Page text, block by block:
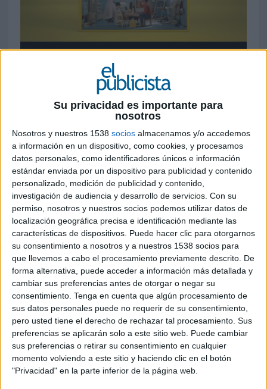
Su privacidad es importante para
nosotros
Nosotros y nuestros 1538 socios almacenamos y/o accedemos
a información en un dispositivo, como cookies, y procesamos
datos personales, como identificadores únicos e información
estándar enviada por un dispositivo para publicidad y contenido
personalizado, medición de publicidad y contenido,
investigación de audiencia y desarrollo de servicios. Con su
permiso, nosotros y nuestros socios podemos utilizar datos de
localización geográfica precisa e identificación mediante las
características de dispositivos. Puede hacer clic para otorgarnos
su consentimiento a nosotros y a nuestros 1538 socios para
que llevemos a cabo el procesamiento previamente descrito. De
forma alternativa, puede acceder a información más detallada y
cambiar sus preferencias antes de otorgar o negar su
consentimiento. Tenga en cuenta que algún procesamiento de
sus datos personales puede no requerir de su consentimiento,
pero usted tiene el derecho de rechazar tal procesamiento. Sus
preferencias se aplicarán solo a este sitio web. Puede cambiar
sus preferencias o retirar su consentimiento en cualquier
momento volviendo a este sitio y haciendo clic en el botón
"Privacidad" en la parte inferior de la página web.
Ficha técnica ‘Si cabe en la caja’
Anunciante: Glovo
Marca: Glovo App
Contacto cliente: Sergio del Prado
Agencia: VMLY&R Barcelona
Director creativo ejecutivo: Manu Díez
Director creativo: Pucho Alepuz
Equipo creativo: Álvaro Gámiz, Alex Herms,
María Herrera
Director de servicios al cliente: Laura Piserra
Director de cuentas: Lucía Layunta, Jorge Fraile
Planificación estratégica: Rubén Miramontes,